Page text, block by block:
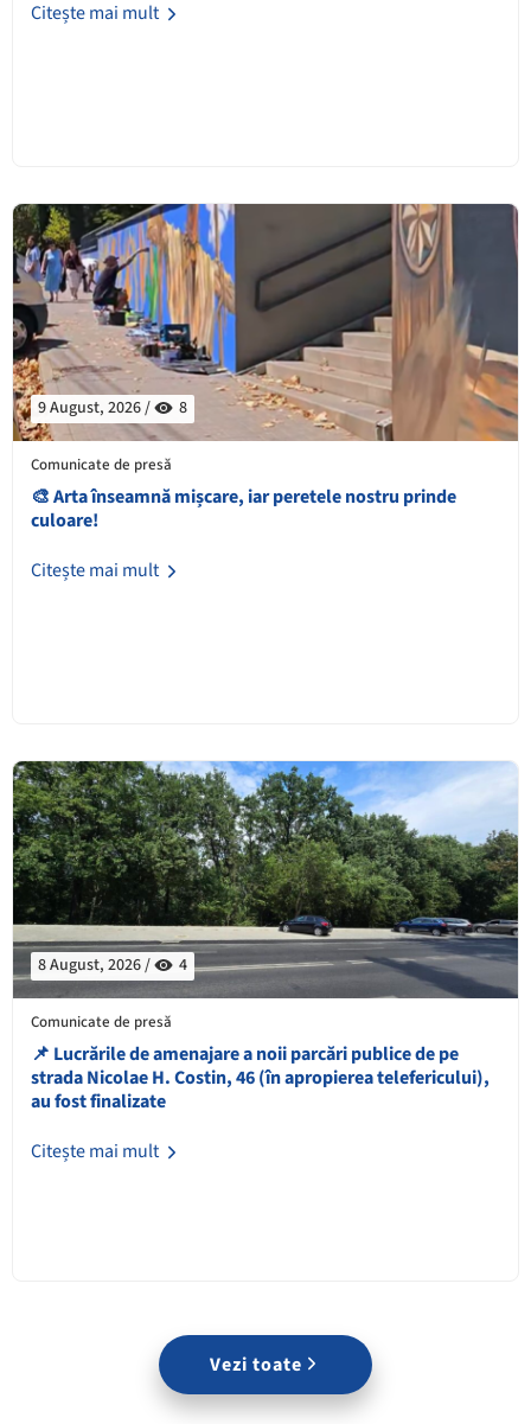
Citește mai mult
9 August, 2026 / 8
Comunicate de presă
🎨 Arta înseamnă mișcare, iar peretele nostru prinde
culoare!
Citește mai mult
8 August, 2026 / 4
Comunicate de presă
📌 ​Lucrările de amenajare a noii parcări publice de pe
strada Nicolae H. Costin, 46 (în apropierea telefericului),
au fost finalizate
Citește mai mult
Vezi toate